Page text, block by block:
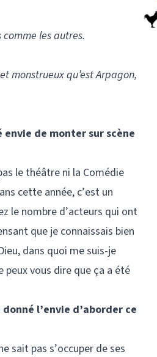
les autres.
monstrueux qu’est Arpagon,
de monter sur scène
le théâtre ni la Comédie
cette année, c’est un
le nombre d’acteurs qui ont
que je connaissais bien
dans quoi me suis-je
peux vous dire que ça a été
l’envie d’aborder ce
sait pas s’occuper de ses